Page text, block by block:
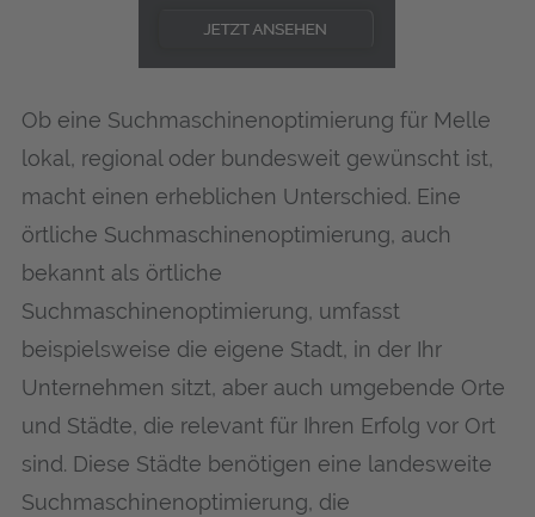
Ob eine Suchmaschinenoptimierung für Mel­le
lokal, regional oder bundesweit gewünscht ist,
macht einen erheblichen Unterschied. Eine
örtliche Suchmaschinenoptimierung, auch
bekannt als örtliche
Suchmaschinenoptimierung, umfasst
beispielsweise die eigene Stadt, in der Ihr
Unternehmen sitzt, aber auch umgebende Orte
und Städte, die relevant für Ihren Erfolg vor Ort
sind. Diese Städte benötigen eine landesweite
Suchmaschinenoptimierung, die